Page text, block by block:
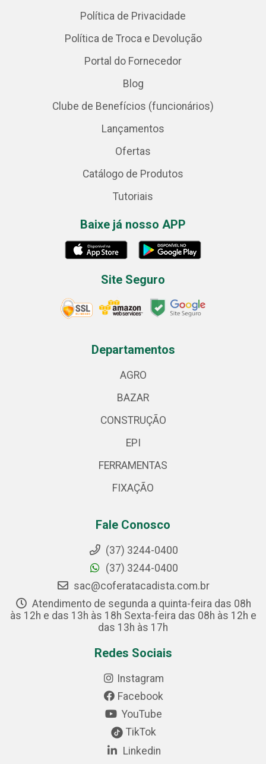
Política de Privacidade
Política de Troca e Devolução
Portal do Fornecedor
Blog
Clube de Benefícios (funcionários)
Lançamentos
Ofertas
Catálogo de Produtos
Tutoriais
Baixe já nosso APP
Site Seguro
Departamentos
AGRO
BAZAR
CONSTRUÇÃO
EPI
FERRAMENTAS
FIXAÇÃO
Fale Conosco
(37) 3244-0400
(37) 3244-0400
sac@coferatacadista.com.br
Atendimento de segunda a quinta-feira das 08h
às 12h e das 13h às 18h Sexta-feira das 08h às 12h e
das 13h às 17h
Redes Sociais
Instagram
Facebook
YouTube
TikTok
Linkedin